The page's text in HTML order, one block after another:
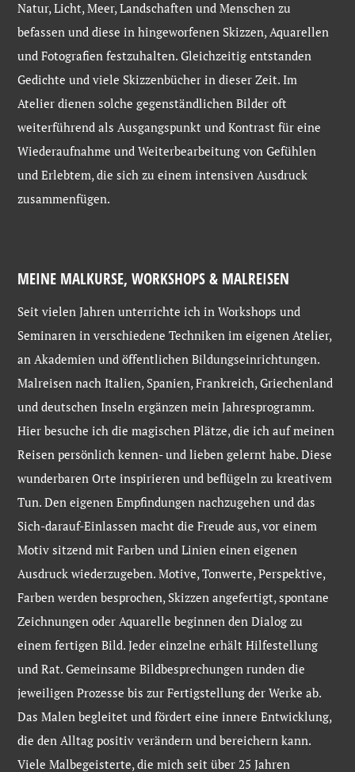
Natur, Licht, Meer, Landschaften und Menschen zu
befassen und diese in hingeworfenen Skizzen, Aquarellen
und Fotografien festzuhalten. Gleichzeitig entstanden
Gedichte und viele Skizzenbücher in dieser Zeit. Im
Atelier dienen solche gegenständlichen Bilder oft
weiterführend als Ausgangspunkt und Kontrast für eine
Wiederaufnahme und Weiterbearbeitung von Gefühlen
und Erlebtem, die sich zu einem intensiven Ausdruck
zusammenfügen.
MEINE MALKURSE, WORKSHOPS & MALREISEN
Seit vielen Jahren unterrichte ich in Workshops und
Seminaren in verschiedene Techniken im eigenen Atelier,
an Akademien und öffentlichen Bildungseinrichtungen.
Malreisen nach Italien, Spanien, Frankreich, Griechenland
und deutschen Inseln ergänzen mein Jahresprogramm.
Hier besuche ich die magischen Plätze, die ich auf meinen
Reisen persönlich kennen- und lieben gelernt habe. Diese
wunderbaren Orte inspirieren und beflügeln zu kreativem
Tun. Den eigenen Empfindungen nachzugehen und das
Sich-darauf-Einlassen macht die Freude aus, vor einem
Motiv sitzend mit Farben und Linien einen eigenen
Ausdruck wiederzugeben. Motive, Tonwerte, Perspektive,
Farben werden besprochen, Skizzen angefertigt, spontane
Zeichnungen oder Aquarelle beginnen den Dialog zu
einem fertigen Bild. Jeder einzelne erhält Hilfestellung
und Rat. Gemeinsame Bildbesprechungen runden die
jeweiligen Prozesse bis zur Fertigstellung der Werke ab.
Das Malen begleitet und fördert eine innere Entwicklung,
die den Alltag positiv verändern und bereichern kann.
Viele Malbegeisterte, die mich seit über 25 Jahren